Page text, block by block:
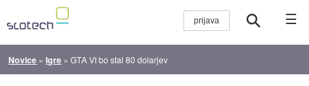
☰
Novice »Igre »GTA VI bo stal 80 dolarjev